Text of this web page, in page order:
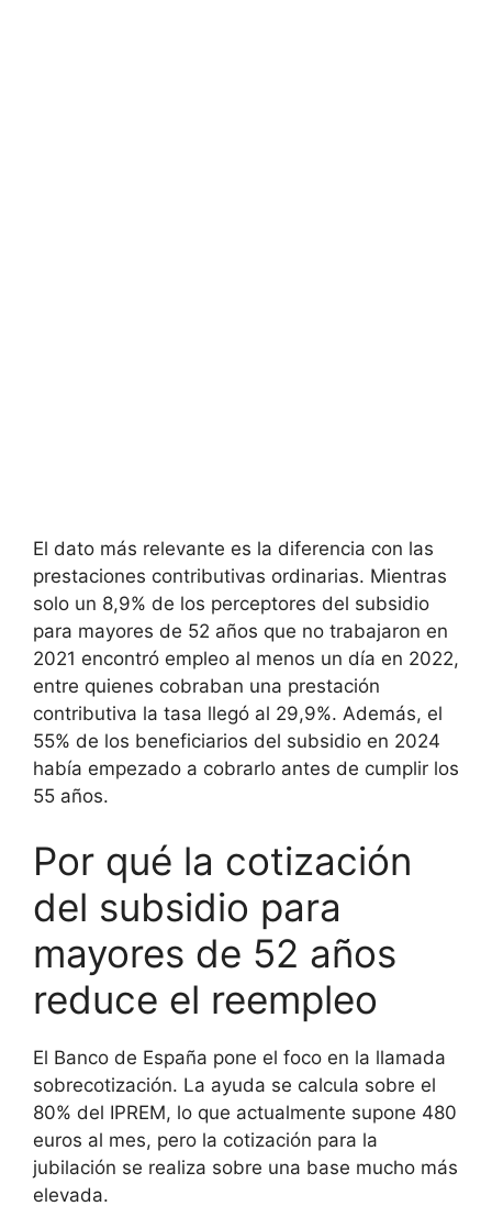
El dato más relevante es la diferencia con las
prestaciones contributivas ordinarias. Mientras
solo un 8,9% de los perceptores del subsidio
para mayores de 52 años que no trabajaron en
2021 encontró empleo al menos un día en 2022,
entre quienes cobraban una prestación
contributiva la tasa llegó al 29,9%. Además, el
55% de los beneficiarios del subsidio en 2024
había empezado a cobrarlo antes de cumplir los
55 años.
Por qué la cotización
del subsidio para
mayores de 52 años
reduce el reempleo
El Banco de España pone el foco en la llamada
sobrecotización. La ayuda se calcula sobre el
80% del IPREM, lo que actualmente supone 480
euros al mes, pero la cotización para la
jubilación se realiza sobre una base mucho más
elevada.